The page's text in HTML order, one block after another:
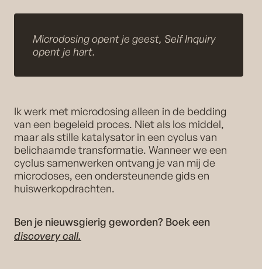
Microdosing opent je geest, Self Inquiry
opent je hart.
Ik werk met microdosing alleen in de bedding
van een begeleid proces. Niet als los middel,
maar als stille katalysator in een cyclus van
belichaamde transformatie. Wanneer we een
cyclus samenwerken ontvang je van mij de
microdoses, een ondersteunende gids en
huiswerkopdrachten.
Ben je nieuwsgierig geworden? Boek een
discovery call.